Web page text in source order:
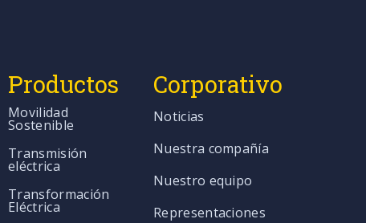
Productos
Movilidad
Sostenible
Transmisión
eléctrica
Transformación
Eléctrica
Corporativo
Noticias
Nuestra compañía
Nuestro equipo
Representaciones